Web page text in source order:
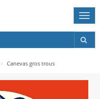
Canevas gros trous